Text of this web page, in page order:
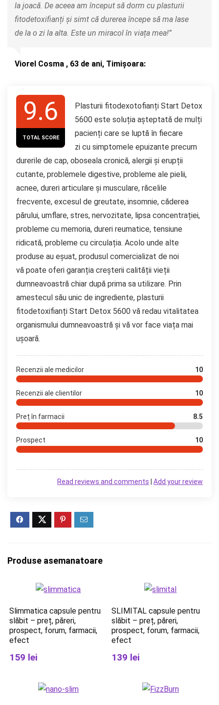
la joacă. De aceea am început să dorm cu plasturii
fitodetoxifianți și simt că durerea începe să ma lase
de la o zi la alta. Este un miracol în viața mea!”
Viorel Cosma , 63 de ani, Timișoara:
9.6
TOTAL SCORE
Plasturii fitodexotofianți Start Detox
5600 este soluția așteptată de mulți
pacienți care se luptă în fiecare
zi cu simptomele epuizante precum
durerile de cap, oboseala cronică, alergii și erupții
cutante, problemele digestive, probleme ale pielii,
acnee, dureri articulare și musculare, răcelile
frecvente, excesul de greutate, insomnie, căderea
părului, umflare, stres, nervozitate, lipsa concentrației,
probleme cu memoria, dureri reumatice, tensiune
ridicată, probleme cu circulația. Acolo unde alte
produse au eșuat, produsul comercializat de noi
vă poate oferi garanția creșterii calității vieții
dumneavoastră chiar după prima sa utilizare. Prin
amestecul său unic de ingrediente, plasturii
fitodetoxifianți Start Detox 5600 vă redau vitalitatea
organismului dumneavoastră și vă vor face viața mai
ușoară.
Recenzii ale medicilor 10
Recenzii ale clientilor 10
Preț în farmacii 8.5
Prospect 10
Add your review
Read reviews and comments
Produse asemanatoare
Slimmatica capsule pentru
slăbit – preț, păreri,
prospect, forum, farmacii,
efect
159 lei
SLIMITAL capsule pentru
slăbit – preț, păreri,
prospect, forum, farmacii,
efect
139 lei